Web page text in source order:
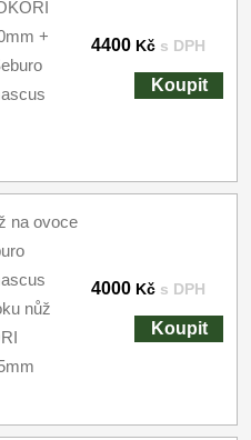
+
4400 Kč s DPH
Koupit
na ovoce
nůž
4000 Kč s DPH
Koupit